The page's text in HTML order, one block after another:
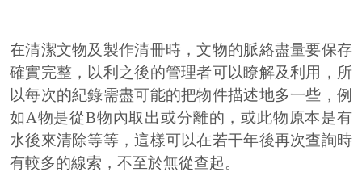
在清潔文物及製作清冊時，文物的脈絡盡量要保存
確實完整，以利之後的管理者可以瞭解及利用，所
以每次的紀錄需盡可能的把物件描述地多一些，例
如A物是從B物內取出或分離的，或此物原本是有
水後來清除等等，這樣可以在若干年後再次查詢時
有較多的線索，不至於無從查起。